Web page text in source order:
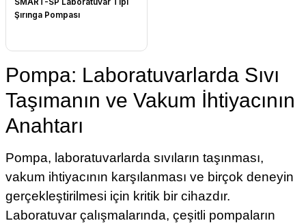
Şırınga Pompası
Pompa: Laboratuvarlarda Sıvı
Taşımanın ve Vakum İhtiyacının
Anahtarı
Pompa, laboratuvarlarda sıvıların taşınması,
vakum ihtiyacının karşılanması ve birçok deneyin
gerçekleştirilmesi için kritik bir cihazdır.
Laboratuvar çalışmalarında, çeşitli pompaların